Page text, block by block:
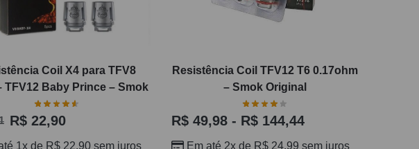
Coil X4 para TFV8
TFV12 Baby Prince – Smok
R$22,90
1x de R$22,90sem juros
Resistência Coil TFV12 T6 0.17ohm
– Smok Original
R$49,98 - R$144,44
Em até 2x de R$24,99 sem juros